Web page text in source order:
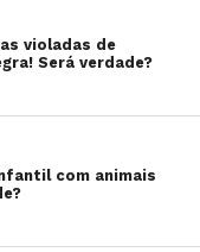
violadas de
Será verdade?
com animais